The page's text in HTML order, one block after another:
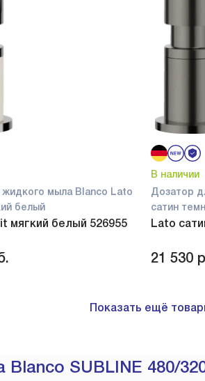
мыла Blanco Lato
белый
мягкий белый 526955
В наличии
Дозатор
сатин
Lato
21 530
Показать ещё
SUBLINE 480/